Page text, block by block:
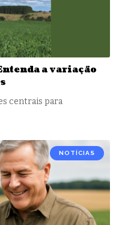
a variação
centrais para
NOTÍCIAS